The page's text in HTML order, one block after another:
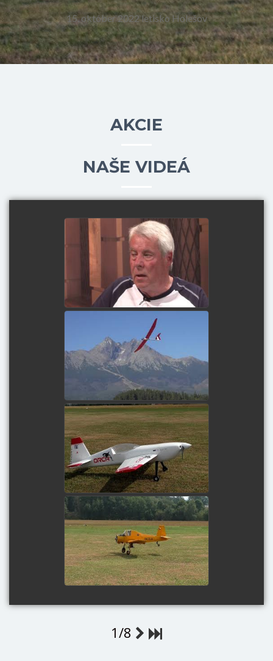
15. október 2022 letisko Holešov
AKCIE
NAŠE VIDEÁ
ROZHOVOR O
MODELÁRSTVE S
IGOROM VLHOM
watch video
NA SVAHU PRI OBCI
STARÁ LESNÁ 2019
watch video
BAHNA 2019 1.ČÁST
watch video
BAHNA 2019 2.ČÁST
watch video
1/8